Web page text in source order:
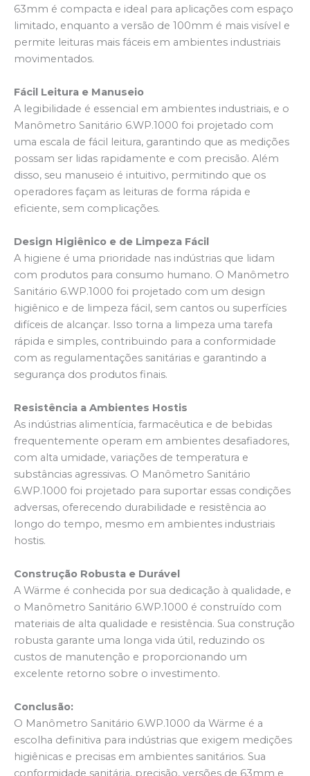
63mm é compacta e ideal para aplicações com espaço
limitado, enquanto a versão de 100mm é mais visível e
permite leituras mais fáceis em ambientes industriais
movimentados.
Fácil Leitura e Manuseio
A legibilidade é essencial em ambientes industriais, e o
Manômetro Sanitário 6.WP.1000 foi projetado com
uma escala de fácil leitura, garantindo que as medições
possam ser lidas rapidamente e com precisão. Além
disso, seu manuseio é intuitivo, permitindo que os
operadores façam as leituras de forma rápida e
eficiente, sem complicações.
Design Higiênico e de Limpeza Fácil
A higiene é uma prioridade nas indústrias que lidam
com produtos para consumo humano. O Manômetro
Sanitário 6.WP.1000 foi projetado com um design
higiênico e de limpeza fácil, sem cantos ou superfícies
difíceis de alcançar. Isso torna a limpeza uma tarefa
rápida e simples, contribuindo para a conformidade
com as regulamentações sanitárias e garantindo a
segurança dos produtos finais.
Resistência a Ambientes Hostis
As indústrias alimentícia, farmacêutica e de bebidas
frequentemente operam em ambientes desafiadores,
com alta umidade, variações de temperatura e
substâncias agressivas. O Manômetro Sanitário
6.WP.1000 foi projetado para suportar essas condições
adversas, oferecendo durabilidade e resistência ao
longo do tempo, mesmo em ambientes industriais
hostis.
Construção Robusta e Durável
A Wärme é conhecida por sua dedicação à qualidade, e
o Manômetro Sanitário 6.WP.1000 é construído com
materiais de alta qualidade e resistência. Sua construção
robusta garante uma longa vida útil, reduzindo os
custos de manutenção e proporcionando um
excelente retorno sobre o investimento.
Conclusão:
O Manômetro Sanitário 6.WP.1000 da Wärme é a
escolha definitiva para indústrias que exigem medições
higiênicas e precisas em ambientes sanitários. Sua